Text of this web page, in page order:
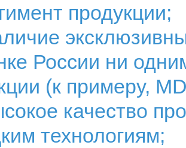
продукции;
России ни
(к примеру,
качество
технологиям;